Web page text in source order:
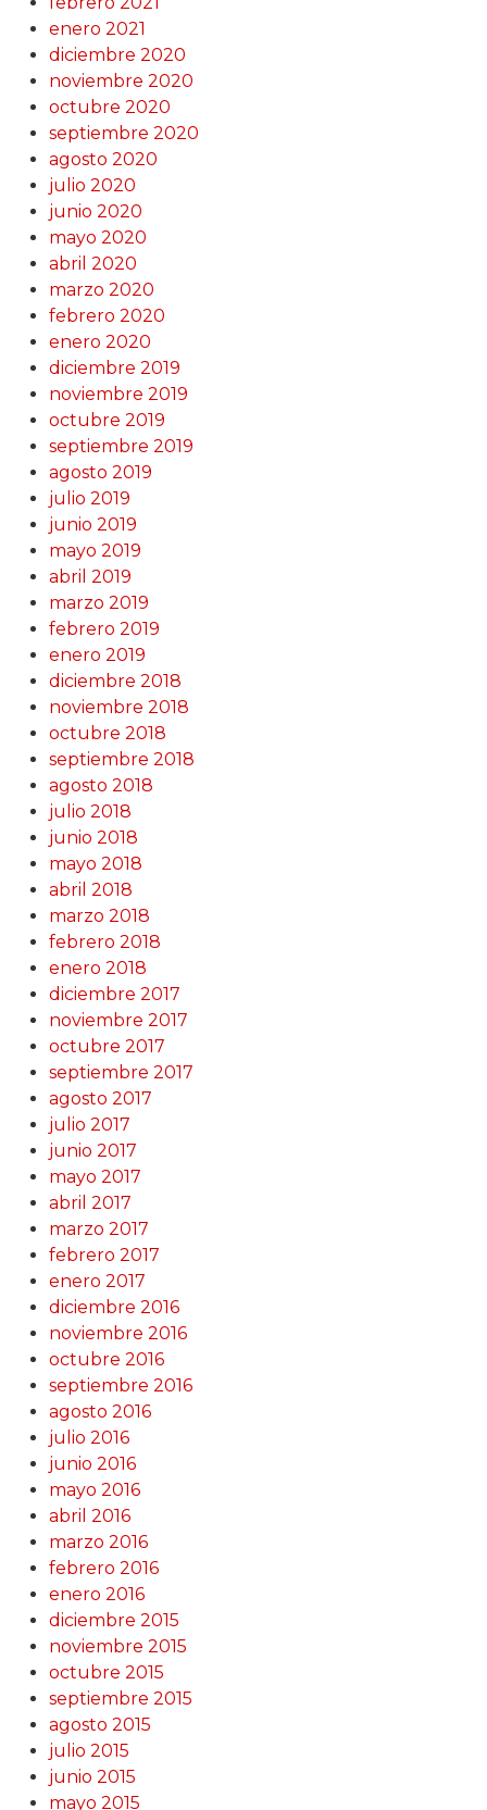
enero 2021
diciembre 2020
noviembre 2020
octubre 2020
septiembre 2020
agosto 2020
julio 2020
junio 2020
mayo 2020
abril 2020
marzo 2020
febrero 2020
enero 2020
diciembre 2019
noviembre 2019
octubre 2019
septiembre 2019
agosto 2019
julio 2019
junio 2019
mayo 2019
abril 2019
marzo 2019
febrero 2019
enero 2019
diciembre 2018
noviembre 2018
octubre 2018
septiembre 2018
agosto 2018
julio 2018
junio 2018
mayo 2018
abril 2018
marzo 2018
febrero 2018
enero 2018
diciembre 2017
noviembre 2017
octubre 2017
septiembre 2017
agosto 2017
julio 2017
junio 2017
mayo 2017
abril 2017
marzo 2017
febrero 2017
enero 2017
diciembre 2016
noviembre 2016
octubre 2016
septiembre 2016
agosto 2016
julio 2016
junio 2016
mayo 2016
abril 2016
marzo 2016
febrero 2016
enero 2016
diciembre 2015
noviembre 2015
octubre 2015
septiembre 2015
agosto 2015
julio 2015
junio 2015
mayo 2015